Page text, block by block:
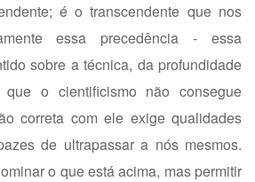
é o transcendente que nos
essa precedência - essa
sobre a técnica, da profundidade
o cientificismo não consegue
correta com ele exige qualidades
de ultrapassar a nós mesmos.
o que está acima, mas permitir